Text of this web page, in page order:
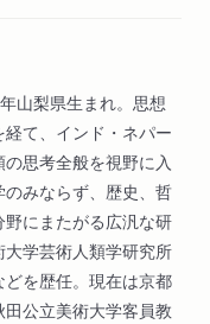
な共感／苛酷な旅か
ある／不穏だからこ
」への扉が開かれると
超え「人類」を見る眼
山梨県生まれ。思想
て、インド・ネパー
思考全般を視野に入
みならず、歴史、哲
にまたがる広汎な研
学芸術人類学研究所
を歴任。現在は京都
公立美術大学客員教